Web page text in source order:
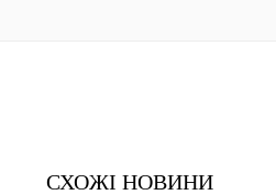
СХОЖІ НОВИНИ